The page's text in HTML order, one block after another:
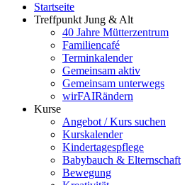
Startseite
Treffpunkt Jung & Alt
40 Jahre Mütterzentrum
Familiencafé
Terminkalender
Gemeinsam aktiv
Gemeinsam unterwegs
wirFAIRändern
Kurse
Angebot / Kurs suchen
Kurskalender
Kindertagespflege
Babybauch & Elternschaft
Bewegung